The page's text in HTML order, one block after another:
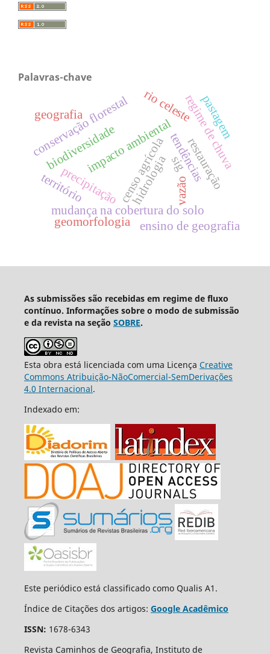
Palavras-chave
conservação florestalimpacto ambiental
censo agrícola
biodiversidade
mudança na cobertura do solo
rio celeste
tendências
precipitação vazão
geomorfologia
hidrologia
regime de chuva
território
ensino de geografia
restauração
pastagem
geografia
sig
As submissões são recebidas em regime de fluxo
contínuo. Informações sobre o modo de submissão
e da revista na seção SOBRE.
Esta obra está licenciada com uma Licença Creative
Commons Atribuição-NãoComercial-SemDerivações
4.0 Internacional.
Indexado em:
Este periódico está classificado como Qualis A1.
Índice de Citações dos artigos: Google Acadêmico
ISSN: 1678-6343
Revista Caminhos de Geografia, Instituto de